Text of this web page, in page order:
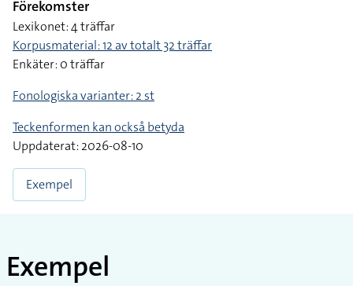
Förekomster
Lexikonet: 4 träffar
Korpusmaterial: 12 av totalt 32 träffar
Enkäter: 0 träffar
Fonologiska varianter: 2 st
Teckenformen kan också betyda
Uppdaterat: 2026-08-10
Exempel
Exempel